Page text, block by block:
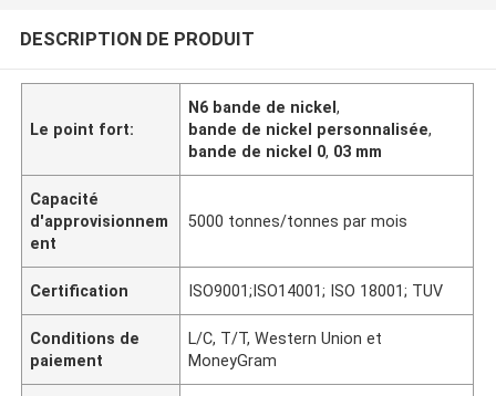
DESCRIPTION DE PRODUIT
Le point fort:
N6 bande de nickel,
bande de nickel personnalisée,
bande de nickel 0, 03 mm
Capacité
d'approvisionnem
ent
5000 tonnes/tonnes par mois
Certification ISO9001;ISO14001; ISO 18001; TUV
Conditions de
paiement
L/C, T/T, Western Union et
MoneyGram